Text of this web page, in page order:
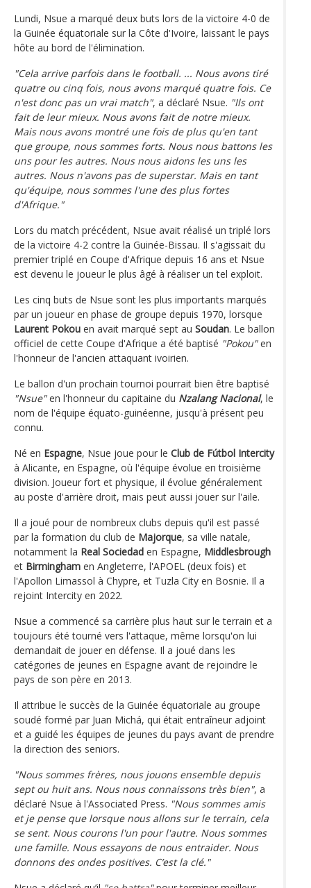
Lundi, Nsue a marqué deux buts lors de la victoire 4-0 de
la Guinée équatoriale sur la Côte d'Ivoire, laissant le pays
hôte au bord de l'élimination.
"Cela arrive parfois dans le football. ... Nous avons tiré
quatre ou cinq fois, nous avons marqué quatre fois. Ce
n'est donc pas un vrai match", a déclaré Nsue. "Ils ont
fait de leur mieux. Nous avons fait de notre mieux.
Mais nous avons montré une fois de plus qu'en tant
que groupe, nous sommes forts. Nous nous battons les
uns pour les autres. Nous nous aidons les uns les
autres. Nous n'avons pas de superstar. Mais en tant
qu'équipe, nous sommes l'une des plus fortes
d'Afrique."
Lors du match précédent, Nsue avait réalisé un triplé lors
de la victoire 4-2 contre la Guinée-Bissau. Il s'agissait du
premier triplé en Coupe d'Afrique depuis 16 ans et Nsue
est devenu le joueur le plus âgé à réaliser un tel exploit.
Les cinq buts de Nsue sont les plus importants marqués
par un joueur en phase de groupe depuis 1970, lorsque
Laurent Pokou en avait marqué sept au Soudan. Le ballon
officiel de cette Coupe d'Afrique a été baptisé "Pokou"en
l'honneur de l'ancien attaquant ivoirien.
Le ballon d'un prochain tournoi pourrait bien être baptisé
"Nsue"en l'honneur du capitaine du Nzalang Nacional, le
nom de l'équipe équato-guinéenne, jusqu'à présent peu
connu.
Né en Espagne, Nsue joue pour le Club de Fútbol Intercity
à Alicante, en Espagne, où l'équipe évolue en troisième
division. Joueur fort et physique, il évolue généralement
au poste d'arrière droit, mais peut aussi jouer sur l'aile.
Il a joué pour de nombreux clubs depuis qu'il est passé
par la formation du club de Majorque, sa ville natale,
notamment la Real Sociedad en Espagne, Middlesbrough
et Birmingham en Angleterre, l'APOEL (deux fois) et
l'Apollon Limassol à Chypre, et Tuzla City en Bosnie. Il a
rejoint Intercity en 2022.
Nsue a commencé sa carrière plus haut sur le terrain et a
toujours été tourné vers l'attaque, même lorsqu'on lui
demandait de jouer en défense. Il a joué dans les
catégories de jeunes en Espagne avant de rejoindre le
pays de son père en 2013.
Il attribue le succès de la Guinée équatoriale au groupe
soudé formé par Juan Michá, qui était entraîneur adjoint
et a guidé les équipes de jeunes du pays avant de prendre
la direction des seniors.
"Nous sommes frères, nous jouons ensemble depuis
sept ou huit ans. Nous nous connaissons très bien", a
déclaré Nsue à l'Associated Press. "Nous sommes amis
et je pense que lorsque nous allons sur le terrain, cela
se sent. Nous courons l'un pour l'autre. Nous sommes
une famille. Nous essayons de nous entraider. Nous
donnons des ondes positives. C’est la clé."